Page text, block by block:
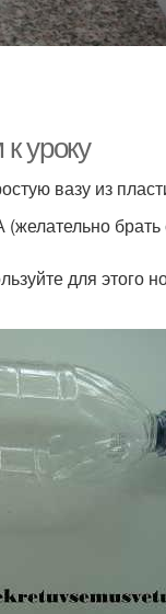
уроку
вазу из
брать
для этого